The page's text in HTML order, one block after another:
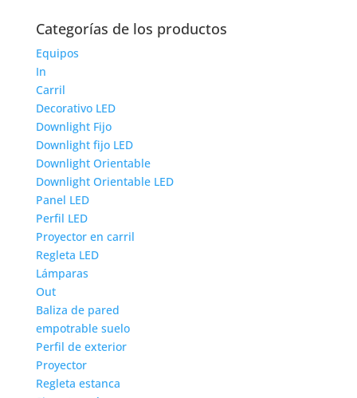
Categorías de los productos
Equipos
In
Carril
Decorativo LED
Downlight Fijo
Downlight fijo LED
Downlight Orientable
Downlight Orientable LED
Panel LED
Perfil LED
Proyector en carril
Regleta LED
Lámparas
Out
Baliza de pared
empotrable suelo
Perfil de exterior
Proyector
Regleta estanca